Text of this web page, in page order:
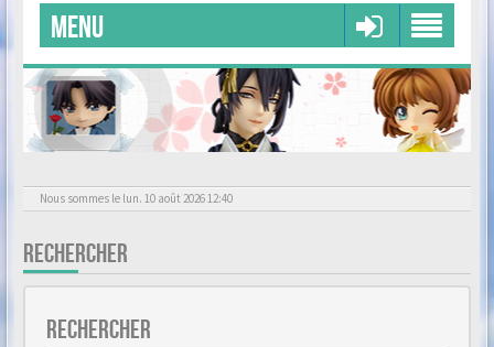
MENU
Nous sommes le lun. 10 août 2026 12:40
RECHERCHER
RECHERCHER